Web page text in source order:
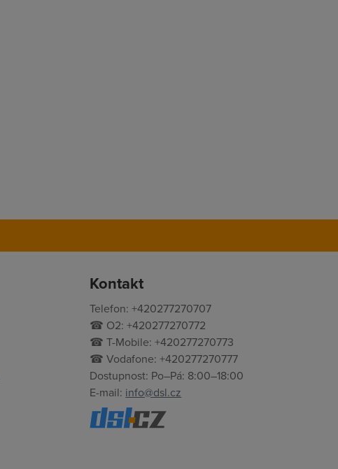
Kontakt
Telefon: +420277270707
☎ O2: +420277270772
☎ T-Mobile: +420277270773
☎ Vodafone: +420277270777
Dostupnost: Po–Pá: 8:00–18:00
E-mail: info@dsl.cz